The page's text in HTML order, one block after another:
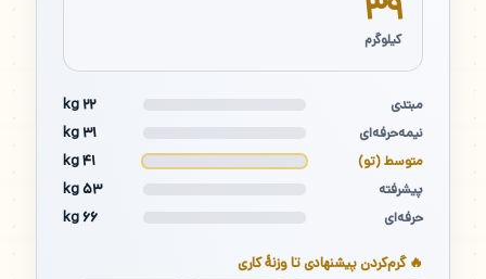
کیلوگرم
مبتدی ۲۲ kg
نیمه‌حرفه‌ای ۳۱ kg
متوسط (تو) ۴۱ kg
پیشرفته ۵۳ kg
حرفه‌ای ۶۶ kg
🔥 گرم‌کردن پیشنهادی تا وزنهٔ کاری